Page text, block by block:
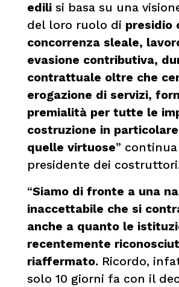
edilisi basa su una
del loro ruolo di presidio
concorrenza sleale,
evasione contributiva,
contrattuale oltre che
erogazione di servizi,
premialità per tutte le
costruzione in
quelle virtuose”
presidente dei
“Siamo di fronte a una
inaccettabile che si
anche a quanto le
recentemente
riaffermato. Ricordo,
solo 10 giorni fa con il